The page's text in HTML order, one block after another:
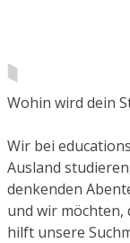
Wohin wird dein
Wir bei
Ausland
denkenden
und wir möchten,
hilft unsere